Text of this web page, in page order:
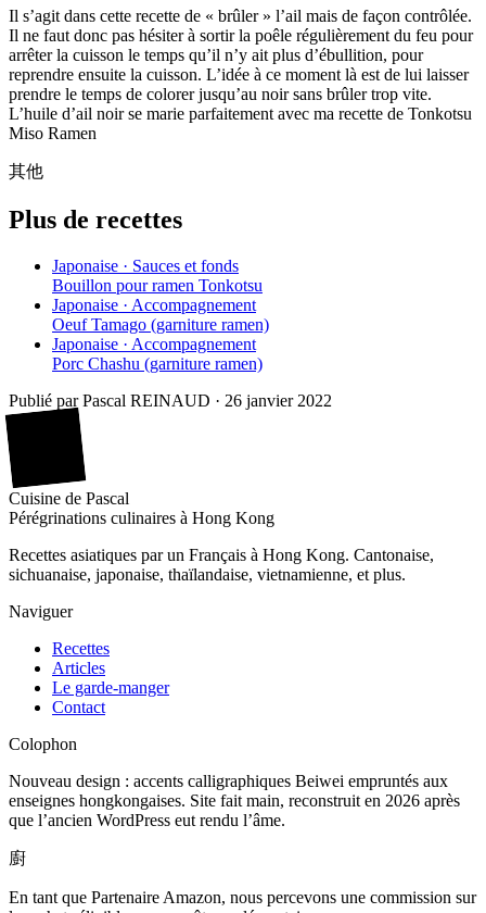
Il s’agit dans cette recette de « brûler » l’ail mais de façon contrôlée.
Il ne faut donc pas hésiter à sortir la poêle régulièrement du feu pour
arrêter la cuisson le temps qu’il n’y ait plus d’ébullition, pour
reprendre ensuite la cuisson. L’idée à ce moment là est de lui laisser
prendre le temps de colorer jusqu’au noir sans brûler trop vite.
L’huile d’ail noir se marie parfaitement avec ma recette de Tonkotsu
Miso Ramen
其他
Plus de recettes
Japonaise · Sauces et fonds
Bouillon pour ramen Tonkotsu
Japonaise · Accompagnement
Oeuf Tamago (garniture ramen)
Japonaise · Accompagnement
Porc Chashu (garniture ramen)
Publié par Pascal REINAUD · 26 janvier 2022
Cuisine de Pascal
Pérégrinations culinaires à Hong Kong
Recettes asiatiques par un Français à Hong Kong. Cantonaise,
sichuanaise, japonaise, thaïlandaise, vietnamienne, et plus.
Naviguer
Recettes
Articles
Le garde-manger
Contact
Colophon
Nouveau design : accents calligraphiques Beiwei empruntés aux
enseignes hongkongaises. Site fait main, reconstruit en 2026 après
que l’ancien WordPress eut rendu l’âme.
廚
En tant que Partenaire Amazon, nous percevons une commission sur